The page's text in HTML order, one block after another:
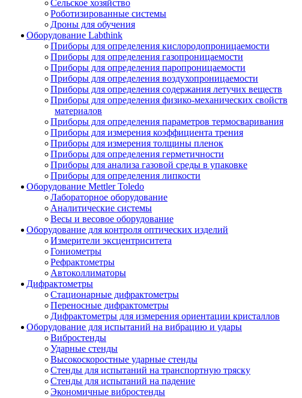
Сельское хозяйство
Роботизированные системы
Дроны для обучения
Оборудование Labthink
Приборы для определения кислородопроницаемости
Приборы для определения газопроницаемости
Приборы для определения паропроницаемости
Приборы для определения воздухопроницаемости
Приборы для определения содержания летучих веществ
Приборы для определения физико-механических свойств
материалов
Приборы для определения параметров термосваривания
Приборы для измерения коэффициента трения
Приборы для измерения толщины пленок
Приборы для определения герметичности
Приборы для анализа газовой среды в упаковке
Приборы для определения липкости
Оборудование Mettler Toledo
Лабораторное оборудование
Аналитические системы
Весы и весовое оборудование
Оборудование для контроля оптических изделий
Измерители эксцентриситета
Гониометры
Рефрактометры
Автоколлиматоры
Дифрактометры
Стационарные дифрактометры
Переносные дифрактометры
Дифрактометры для измерения ориентации кристаллов
Оборудование для испытаний на вибрацию и удары
Вибростенды
Ударные стенды
Высокоскоростные ударные стенды
Стенды для испытаний на транспортную тряску
Стенды для испытаний на падение
Экономичные вибростенды